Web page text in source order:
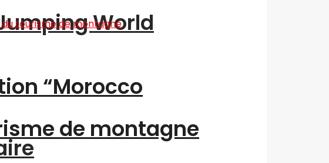
World
“Morocco
de montagne